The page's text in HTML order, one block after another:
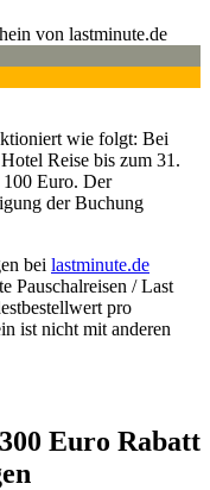
von lastminute.de
wie folgt: Bei
Reise bis zum 31.
100 Euro. Der
der Buchung
bei lastminute.de
Pauschalreisen / Last
pro
ist nicht mit anderen
Euro Rabatt